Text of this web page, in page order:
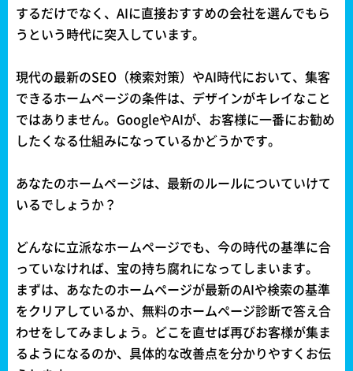
するだけでなく、AIに直接おすすめの会社を選んでもら
うという時代に突入しています。
現代の最新のSEO（検索対策）やAI時代において、集客
できるホームページの条件は、デザインがキレイなこと
ではありません。GoogleやAIが、お客様に一番にお勧め
したくなる仕組みになっているかどうかです。
あなたのホームページは、最新のルールについていけて
いるでしょうか？
どんなに立派なホームページでも、今の時代の基準に合
っていなければ、宝の持ち腐れになってしまいます。
まずは、あなたのホームページが最新のAIや検索の基準
をクリアしているか、無料のホームページ診断で答え合
わせをしてみましょう。どこを直せば再びお客様が集ま
るようになるのか、具体的な改善点を分かりやすくお伝